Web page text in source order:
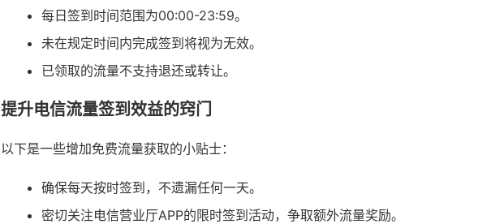
每日签到时间范围为00:00-23:59。
未在规定时间内完成签到将视为无效。
已领取的流量不支持退还或转让。
提升电信流量签到效益的窍门
以下是一些增加免费流量获取的小贴士：
确保每天按时签到，不遗漏任何一天。
密切关注电信营业厅APP的限时签到活动，争取额外流量奖励。